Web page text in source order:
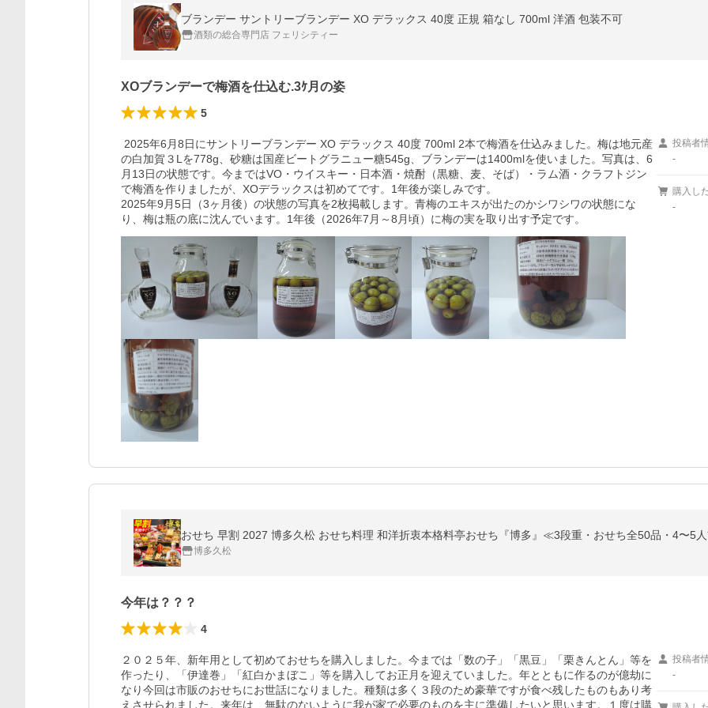
ブランデー サントリーブランデー XO デラックス 40度 正規 箱なし 700ml 洋酒 包装不可
酒類の総合専門店 フェリシティー
XOブランデーで梅酒を仕込む.3ｹ月の姿
5
の白加賀３Lを778g、砂糖は国産ビートグラニュー糖545g、ブランデーは1400mlを使いました。写真は、6
月13日の状態です。今まではVO・ウイスキー・日本酒・焼酎（黒糖、麦、そば）・ラム酒・クラフトジン
で梅酒を作りましたが、XOデラックスは初めてです。1年後が楽しみです。
2025年9月5日（3ヶ月後）の状態の写真を2枚掲載します。青梅のエキスが出たのかシワシワの状態にな
り、梅は瓶の底に沈んでいます。1年後（2026年7月～8月頃）に梅の実を取り出す予定です。
投稿者
-
購入し
-
おせち 早割 2027 博多久松 おせち料理 和洋折衷本格料亭おせち『博多』≪3段重・おせち全50品・4〜5
博多久松
今年は？？？
4
２０２５年、新年用として初めておせちを購入しました。今までは「数の子」「黒豆」「栗きんとん」等を
作ったり、「伊達巻」「紅白かまぼこ」等を購入してお正月を迎えていました。年とともに作るのが億劫に
なり今回は市販のおせちにお世話になりました。種類は多く３段のため豪華ですが食べ残したものもあり考
えさせられました。来年は、無駄のないように我が家で必要のものを主に準備したいと思います。１度は購
投稿者
-